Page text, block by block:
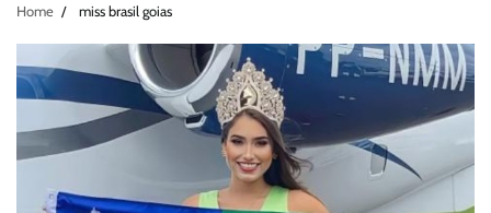
Home miss brasil goias